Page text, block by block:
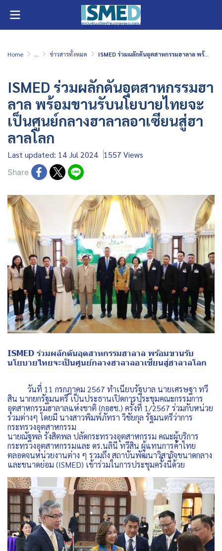
Home ... ข่าวสารทั้งหมด ISMED ร่วมผลักดันอุตสาหกรรมฮาลาล พร้อมขานรับนโยบายไทยจะเป็นศูนย์กลางฮาลาลอาเซียนสู่ฮาลาลโลก
ISMED ร่วมผลักดันอุตสาหกรรมฮา
ลาล พร้อมขานรับนโยบายไทยจะ
เป็นศูนย์กลางฮาลาลอาเซียนสู่ฮา
ลาลโลก
Last updated: 14 Jul 2024 1557 Views
Share
ISMED ร่วมผลักดันอุตสาหกรรมฮาลาล พร้อมขานรับ
นโยบายไทยจะเป็นศูนย์กลางฮาลาลอาเซียนสู่ฮาลาลโลก
วันที่ 11 กรกฎาคม 2567 ทำเนียบรัฐบาล นายเศรษฐา ทวี
สิน นากยกรัฐมนตรี เป็นประธานเปิดการประชุมคณะกรรมการ
อุตสาหกรรมฮาลาลแห่งชาติ (กอฮช.) ครั้งที่ 1/2567 ร่วมกับหน่วย
ร่วมต่างๆ โดยมี นางสาวพิมพ์ภัทรา วิชัยกุล รัฐมนตรีว่าการ
กระทรวงอุตสาหกรรม
นายณัฐพล รังสิตพล ปลัดกระทรวงอุตสาหกรรม คณะผู้บริการ
กระทรวงอุตสาหกรรมและ ดร.นลินี ทวีสิน ผู้แทนการค้าไทย
ตลอดจนหน่วยงานต่าง ๆ รวมถึง สถาบันพัฒนาวิสากิจขนาดกลาง
และขนาดย่อม (ISMED) เข้าร่วมในการประชุมครั้งนี้ด้วย